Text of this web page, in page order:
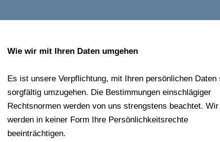
Wie wir mit Ihren Daten umgehen
Es ist unsere Verpflichtung, mit Ihren persönlichen Daten
sorgfältig umzugehen. Die Bestimmungen einschlägiger
Rechtsnormen werden von uns strengstens beachtet. Wir
werden in keiner Form Ihre Persönlichkeitsrechte
beeinträchtigen.